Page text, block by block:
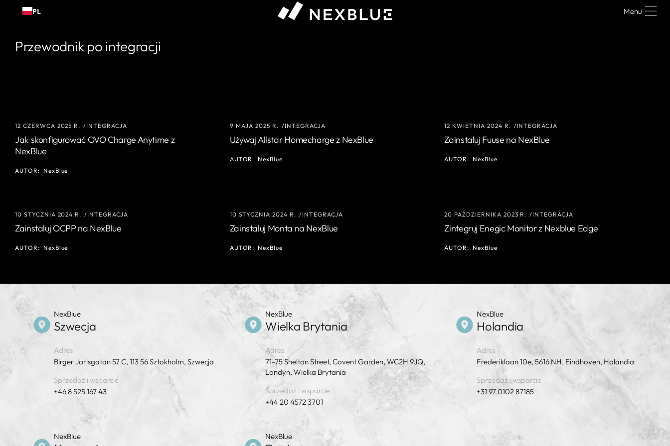
do
PL Menu
Przewodnik po integracji
12 CZERWCA 2025 R. INTEGRACJA
Jak skonfigurować OVO Charge Anytime z
NexBlue
AUTOR: NexBlue
9 MAJA 2025 R. INTEGRACJA
Używaj Allstar Homecharge z NexBlue
AUTOR: NexBlue
12 KWIETNIA 2024 R. INTEGRACJA
Zainstaluj Fuuse na NexBlue
AUTOR: NexBlue
10 STYCZNIA 2024 R. INTEGRACJA
Zainstaluj OCPP na NexBlue
AUTOR: NexBlue
10 STYCZNIA 2024 R. INTEGRACJA
Zainstaluj Monta na NexBlue
AUTOR: NexBlue
20 PAŹDZIERNIKA 2023 R. INTEGRACJA
Zintegruj Enegic Monitor z Nexblue Edge
AUTOR: NexBlue
NexBlue
Szwecja
Adres
Birger Jarlsgatan 57 C, 113 56 Sztokholm, Szwecja
Sprzedaż i wsparcie
+46 8 525 167 43
NexBlue
Wielka Brytania
Adres
71-75 Shelton Street, Covent Garden, WC2H 9JQ,
Londyn, Wielka Brytania
Sprzedaż i wsparcie
+44 20 4572 3701
NexBlue
Holandia
Adres
Frederiklaan 10e, 5616 NH, Eindhoven, Holandia
Sprzedaż i wsparcie
+31 97 0102 87185
NexBlue NexBlue